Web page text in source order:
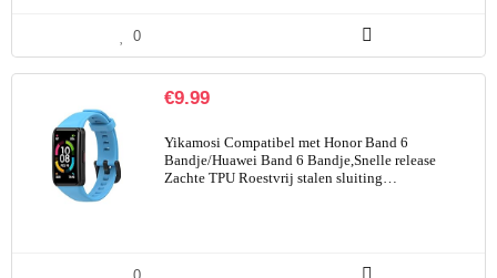
0
€9.99
Yikamosi Compatibel met Honor Band 6
Bandje/Huawei Band 6 Bandje,Snelle release
Zachte TPU Roestvrij stalen sluiting…